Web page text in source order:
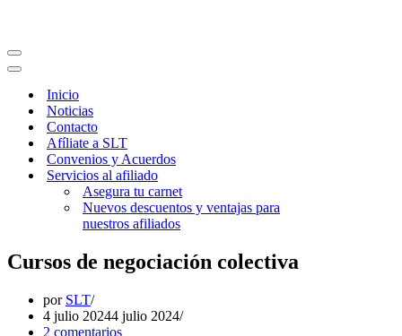
Menú
de
Menú
navegación
Inicio
Noticias
Contacto
Afíliate a SLT
Convenios y Acuerdos
Servicios al afiliado
Asegura tu carnet
Nuevos descuentos y ventajas para
nuestros afiliados
Cursos de negociación colectiva
por SLT
4 julio 20244 julio 2024
2 comentarios